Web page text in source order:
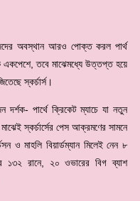
অবস্থান আরও পোক্ত করল পার্থ
একপেশে, তবে মাঝেমধ্যে উত্তপ্ত হয়ে
স্কর্চার্স।
পার্থে ক্রিকেট ম্যাচে যা নতুন
স্কর্চার্সের পেস আক্রমণের সামনে
ও মাহলি বিয়ার্ডম্যান মিলেই নেন ৮
১৩২ রানে, ২০ ওভারের বিগ ব্যাশ